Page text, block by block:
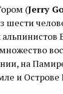
(Jerry
шести
на
и Острове